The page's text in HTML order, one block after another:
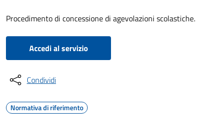
Procedimento di concessione di agevolazioni scolastiche.
Accedi al servizio
Condividi
Normativa di riferimento